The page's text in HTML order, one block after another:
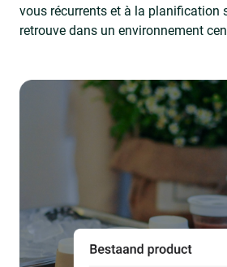
vous récurrents et à la planification
retrouve dans un environnement